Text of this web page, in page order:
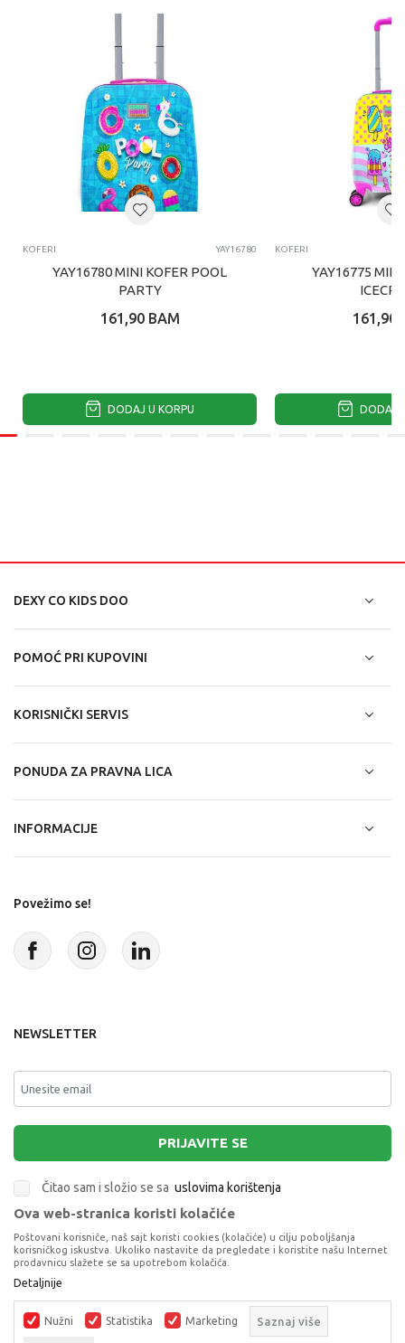
KOFERI YAY16780
YAY16780 MINI KOFER POOL
PARTY
161,90 BAM
DODAJ U KORPU
KOFERI
YAY16775 MINI
161,90
DODAJ
DEXY CO KIDS DOO
POMOĆ PRI KUPOVINI
KORISNIČKI SERVIS
PONUDA ZA PRAVNA LICA
INFORMACIJE
Povežimo se!
NEWSLETTER
PRIJAVITE SE
Čitao sam i složio se sa uslovima korištenja
Terms of Service
apply.
Ova web-stranica koristi kolačiće
Poštovani korisniče, naš sajt koristi cookies (kolačiće) u cilju poboljšanja
korisničkog iskustva. Ukoliko nastavite da pregledate i koristite našu Internet
prodavnicu slažete se sa upotrebom kolačića.
Detaljnije
Nužni Statistika Marketing Saznaj više